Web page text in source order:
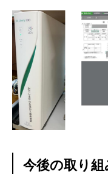
今後の取り組